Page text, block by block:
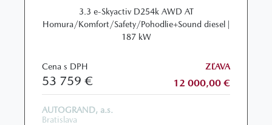
3.3 e-Skyactiv D254k AWD AT
Homura/Komfort/Safety/Pohodlie+Sound diesel |
187 kW
Cena s DPH
53 759 €
ZĽAVA
12 000,00 €
AUTOGRAND, a.s.
Bratislava